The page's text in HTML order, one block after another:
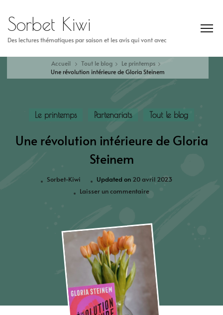
Sorbet Kiwi
Des lectures thématiques par saison et les avis qui vont avec
Accueil Tout le blog
Le printemps
Une révolution intérieure de Gloria Steinem
Le printemps Partenariats Tout le blog
Une révolution intérieure de Gloria
Steinem
Sorbet-Kiwi Updated on 20 avril 2023
Laisser un commentaire